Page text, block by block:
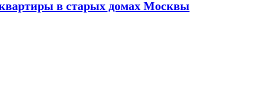
в старых домах Москвы